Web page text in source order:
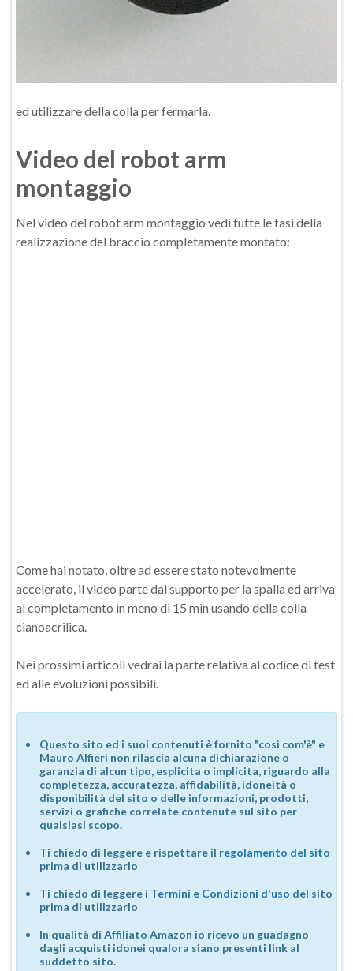
ed utilizzare della colla per fermarla.
Video del robot arm
montaggio
Nel video del robot arm montaggio vedi tutte le fasi della
realizzazione del braccio completamente montato:
Come hai notato, oltre ad essere stato notevolmente
accelerato, il video parte dal supporto per la spalla ed arriva
al completamento in meno di 15 min usando della colla
cianoacrilica.
Nei prossimi articoli vedrai la parte relativa al codice di test
ed alle evoluzioni possibili.
Questo sito ed i suoi contenuti è fornito "così com'è" e
Mauro Alfieri non rilascia alcuna dichiarazione o
garanzia di alcun tipo, esplicita o implicita, riguardo alla
completezza, accuratezza, affidabilità, idoneità o
disponibilità del sito o delle informazioni, prodotti,
servizi o grafiche correlate contenute sul sito per
qualsiasi scopo.
Ti chiedo di leggere e rispettare il regolamento del sito
prima di utilizzarlo
Ti chiedo di leggere i Termini e Condizioni d'uso del sito
prima di utilizzarlo
In qualità di Affiliato Amazon io ricevo un guadagno
dagli acquisti idonei qualora siano presenti link al
suddetto sito.